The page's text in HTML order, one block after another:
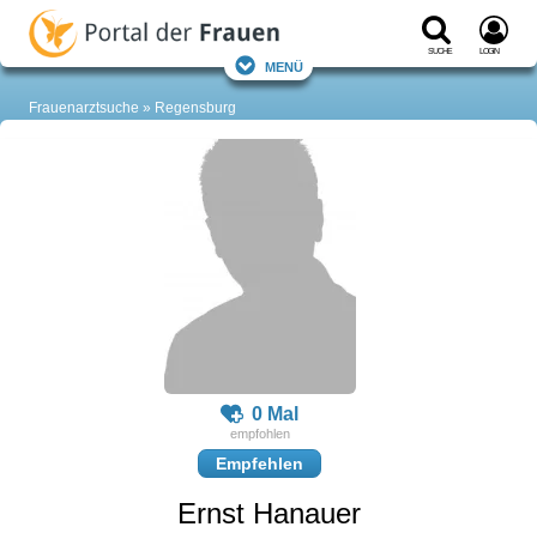
Suche Login
Menü
Frauenarztsuche Regensburg
0 Mal
Empfehlen
Ernst Hanauer